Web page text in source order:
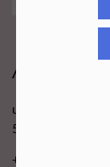
Aba Group
ul. Robotnicza 70D
53-608 Wrocław
+48 71 727 60 16